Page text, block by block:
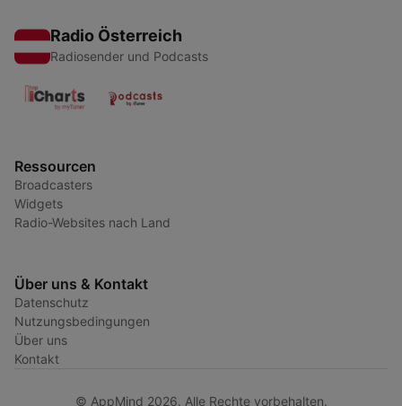
Radio Österreich
Radiosender und Podcasts
Ressourcen
Broadcasters
Widgets
Radio-Websites nach Land
Über uns & Kontakt
Datenschutz
Nutzungsbedingungen
Über uns
Kontakt
© AppMind 2026. Alle Rechte vorbehalten.